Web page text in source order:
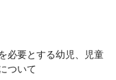
必要とする幼児、児童
ついて